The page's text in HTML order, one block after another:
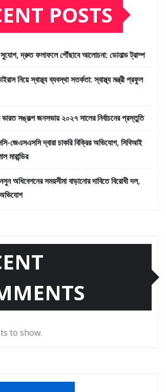
POSTS
দ্রুত ফলাফলে পৌঁছাবে আলোচনা: ডোনাল্ড ট্রাম্প
নিয়ে স্বাস্থ্য ব্যবস্থা সতর্কতা: স্বাস্থ্য মন্ত্রী প্রফুল
ভারত সঙ্কল্প জনসভায় ২০২৭ সালের নির্বাচনের প্রস্তুতি
জেএসএসসি দ্বারা চাকরি বিক্রির অভিযোগ, সিবিআই
মারান্ডির
অধিবেশনের সময়সীমা বাড়ানোর দাবিতে বিরোধী দল,
to show.